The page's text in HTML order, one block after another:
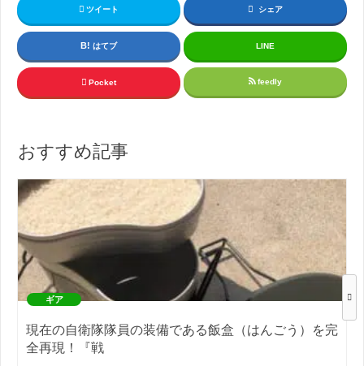
ツイート シェア
はてブ LINE
Pocket feedly
おすすめ記事
ギア
現在の自衛隊隊員の装備である飯盒（はんごう）を完
全再現！『戦